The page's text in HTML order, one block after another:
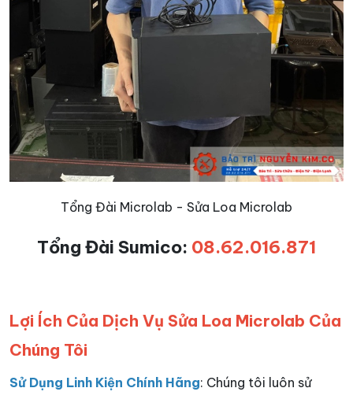
Tổng Đài Microlab - Sửa Loa Microlab
Tổng Đài Sumico: 08.62.016.871
Lợi Ích Của Dịch Vụ Sửa Loa Microlab Của
Chúng Tôi
Sử Dụng Linh Kiện Chính Hãng: Chúng tôi luôn sử